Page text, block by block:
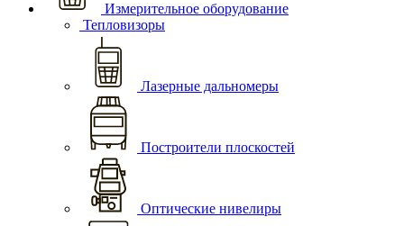
Измерительное оборудование
Тепловизоры
Лазерные дальномеры
Построители плоскостей
Оптические нивелиры